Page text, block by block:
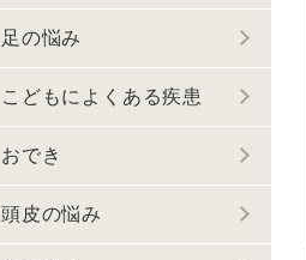
足の悩み
こどもによくある疾患
おでき
頭皮の悩み